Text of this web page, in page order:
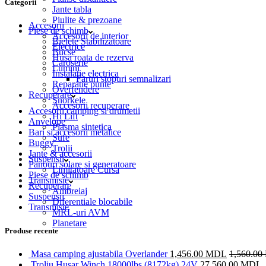
Jante tabla
Piulite & prezoane
Piese de schimb
Bielete Stabilizatoare
Bucse
Caroserie
Instalatie electrica
Reparatie punte
Recuperare
Accesorii recuperare
Hi Lift
Plasma sintetica
Sufe
Trolii
Suspensii
Limitatoare Cursa
Transmisie
Ambreiaj
Diferentiale blocabile
MRL-uri AVM
Planetare
Categorii
Accesorii
Accesorii de interior
Electrice
Husa roata de rezerva
Lumini
Faruri stopuri semnalizari
Overfendere
Snorkele
Accesorii camping si drumetii
Anvelope
Bari si accesorii metalice
Buggy
Jante & accesorii
Panouri solare si generatoare
Piese de schimb
Recuperare
Suspensii
Transmisie
Produse recente
Masa camping ajustabila Overlander 1,456.00 MDL 1,560.00